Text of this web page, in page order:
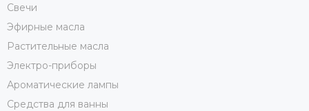
Свечи
Эфирные масла
Растительные масла
Электро-приборы
Ароматические лампы
Средства для ванны